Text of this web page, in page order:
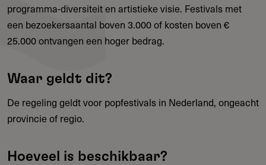
programma-diversiteit en artistieke visie. Festivals met
een bezoekersaantal boven 3.000 of kosten boven €
25.000 ontvangen een hoger bedrag.
Waar geldt dit?
De regeling geldt voor popfestivals in Nederland, ongeacht
provincie of regio.
Hoeveel is beschikbaar?